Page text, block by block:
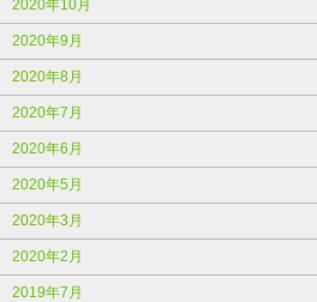
2020年10月
2020年9月
2020年8月
2020年7月
2020年6月
2020年5月
2020年3月
2020年2月
2019年7月